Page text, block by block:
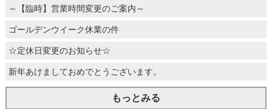
～【臨時】営業時間変更のご案内～
ゴールデンウイーク休業の件
☆定休日変更のお知らせ☆
新年あけましておめでとうございます。
もっとみる